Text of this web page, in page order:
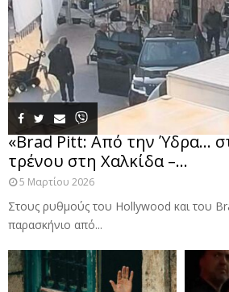
«Brad Pitt: Από την Ύδρα…
τρένου στη Χαλκίδα –...
5 Μαρτίου 2026
Στους ρυθμούς του Hollywood και του
παρασκήνιο από...